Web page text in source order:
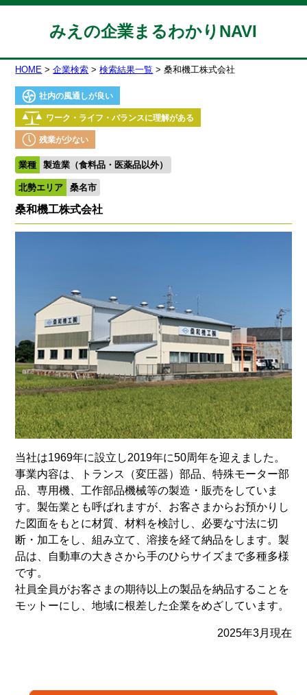
みえの企業まるわかりNAVI
HOME 企業検索 検索結果一覧 桑和機工株式会社
社内の風通しが良い
ワーク・ライフ・バランスに理解がある
残業が少ない
業種 製造業（食料品・医薬品以外）
北勢エリア 桑名市
桑和機工株式会社
当社は1969年に設立し2019年に50周年を迎えました。
事業内容は、トランス（変圧器）部品、特殊モーター部
品、専用機、工作部品機械等の製造・販売をしていま
す。製缶業とも呼ばれますが、お客さまからお預かりし
た図面をもとに材質、材料を検討し、必要な寸法に切
断・加工をし、組み立て、溶接を経て納品をします。製
品は、自動車の大きさから手のひらサイズまで多種多様
です。
社員全員がお客さまの期待以上の製品を納品することを
モットーにし、地域に根差した企業をめざしています。
2025年3月現在